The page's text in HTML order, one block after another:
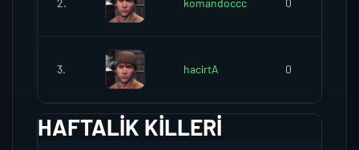
2. komandoccc 0
3. hacirtA 0
HAFTALIK KILLERI